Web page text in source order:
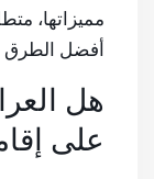
مميزاتها،
أفضل الطرق
هل
على